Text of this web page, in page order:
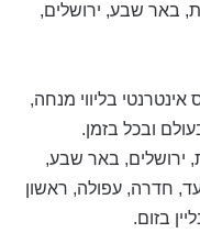
באר שבע, ירושלים,
אינטרנטי בליווי מנחה,
ירושלים, באר שבע,
חדרה, עפולה, ראשון
בזום.